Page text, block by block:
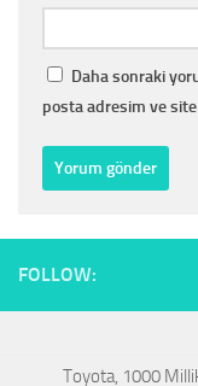
Daha sonraki
posta adresim ve
FOLLOW:
Toyota, 1000